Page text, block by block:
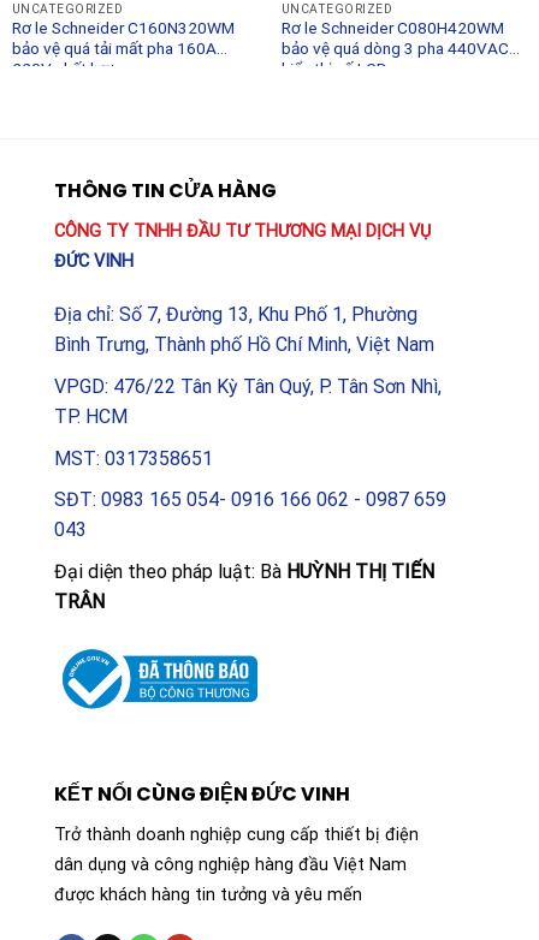
UNCATEGORIZED
Rơ le Schneider C160N320WM
bảo vệ quá tải mất pha 160A
220V chất lượng cao
UNCATEGORIZED
Rơ le Schneider C080H420WM
bảo vệ quá dòng 3 pha 440VAC
hiển thị số LCD
THÔNG TIN CỬA HÀNG
CÔNG TY TNHH ĐẦU TƯ THƯƠNG MẠI DỊCH VỤ
ĐỨC VINH
Địa chỉ: Số 7, Đường 13, Khu Phố 1, Phường
Bình Trưng, Thành phố Hồ Chí Minh, Việt Nam
VPGD: 476/22 Tân Kỳ Tân Quý, P. Tân Sơn Nhì,
TP. HCM
MST: 0317358651
SĐT: 0983 165 054- 0916 166 062 - 0987 659
043
Đại diện theo pháp luật: Bà HUỲNH THỊ TIẾN
TRÂN
KẾT NỐI CÙNG ĐIỆN ĐỨC VINH
Trở thành doanh nghiệp cung cấp thiết bị điện
dân dụng và công nghiệp hàng đầu Việt Nam
được khách hàng tin tưởng và yêu mến